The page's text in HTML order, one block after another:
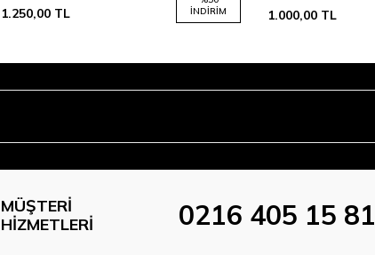
1.250,00 TL
İNDIRIM
1.000,00 TL
MÜŞTERI
HIZMETLERI
0216 405 15 81